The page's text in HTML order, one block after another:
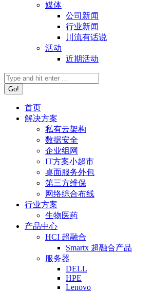
媒体
公司新闻
行业新闻
川流有话说
活动
近期活动
首页
解决方案
私有云架构
数据安全
企业组网
IT方案小超市
桌面服务外包
第三方维保
网络综合布线
行业方案
生物医药
产品中心
HCI 超融合
Smartx 超融合产品
服务器
DELL
HPE
Lenovo